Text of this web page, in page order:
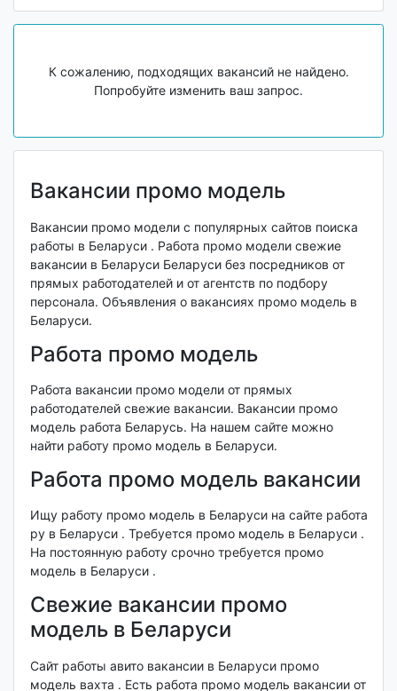
К сожалению, подходящих вакансий не найдено.
Попробуйте изменить ваш запрос.
Вакансии промо модель
Вакансии промо модели с популярных сайтов поиска
работы в Беларуси . Работа промо модели свежие
вакансии в Беларуси Беларуси без посредников от
прямых работодателей и от агентств по подбору
персонала. Объявления о вакансиях промо модель в
Беларуси.
Работа промо модель
Работа вакансии промо модели от прямых
работодателей свежие вакансии. Вакансии промо
модель работа Беларусь. На нашем сайте можно
найти работу промо модель в Беларуси.
Работа промо модель вакансии
Ищу работу промо модель в Беларуси на сайте работа
ру в Беларуси . Требуется промо модель в Беларуси .
На постоянную работу срочно требуется промо
модель в Беларуси .
Свежие вакансии промо
модель в Беларуси
Сайт работы авито вакансии в Беларуси промо
модель вахта . Есть работа промо модель вакансии от